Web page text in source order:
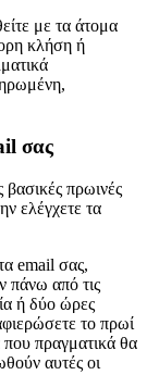
με τα άτομα
κλήση ή
σας
πρωινές
ελέγχετε τα
email σας,
πάνω από τις
ή δύο ώρες
το πρωί
που πραγματικά θα
αυτές οι